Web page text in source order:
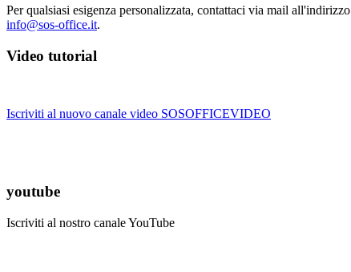
Per qualsiasi esigenza personalizzata, contattaci via mail all'indirizzo
info@sos-office.it.
Video tutorial
Iscriviti al nuovo canale video SOSOFFICEVIDEO
youtube
Iscriviti al nostro canale YouTube